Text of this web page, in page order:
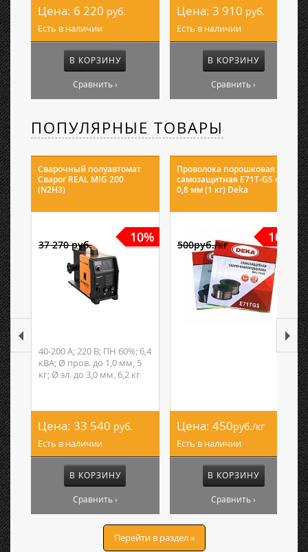
Цена: 6 220 руб.
Есть в наличии
В КОРЗИНУ
Сравнить ›
Цена: 3 910 руб.
Есть в наличии
В КОРЗИНУ
Сравнить ›
ПОПУЛЯРНЫЕ ТОВАРЫ
Сварочный полуавтомат
Сварог REAL MIG 200
(N2H3)
10%
37 270 руб.
40-200 А; 220 В; ПН 60%; 6,4
кВА; Ø пров. до 1,0 мм, 5
кг; Ø эл. до 3,0 мм, 6,2 кг
Цена: 33 540 руб.
Есть в наличии
В КОРЗИНУ
Сравнить ›
Проволока порошковая
самозащитная E71T-GS ф
0,8 мм (1 кг) Deka
10%
500руб./кг
Цена: 450руб./кг
Есть в наличии
В КОРЗИНУ
Сравнить ›
Перейти в раздел »